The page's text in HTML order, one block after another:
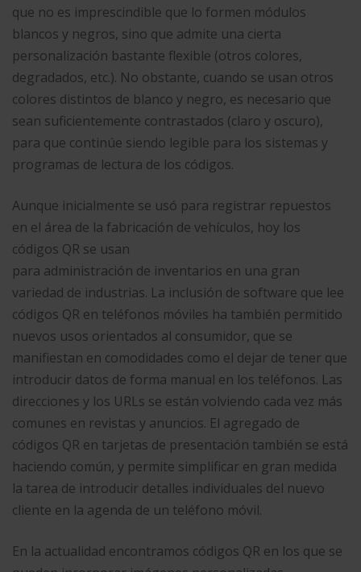
que no es imprescindible que lo formen módulos
blancos y negros, sino que admite una cierta
personalización bastante flexible (otros colores,
degradados, etc.). No obstante, cuando se usan otros
colores distintos de blanco y negro, es necesario que
sean suficientemente contrastados (claro y oscuro),
para que continúe siendo legible para los sistemas y
programas de lectura de los códigos.
Aunque inicialmente se usó para registrar repuestos
en el área de la fabricación de vehículos, hoy los
códigos QR se usan
para administración de inventarios en una gran
variedad de industrias. La inclusión de software que lee
códigos QR en teléfonos móviles ha también permitido
nuevos usos orientados al consumidor, que se
manifiestan en comodidades como el dejar de tener que
introducir datos de forma manual en los teléfonos. Las
direcciones y los URLs se están volviendo cada vez más
comunes en revistas y anuncios. El agregado de
códigos QR en tarjetas de presentación también se está
haciendo común, y permite simplificar en gran medida
la tarea de introducir detalles individuales del nuevo
cliente en la agenda de un teléfono móvil.
En la actualidad encontramos códigos QR en los que se